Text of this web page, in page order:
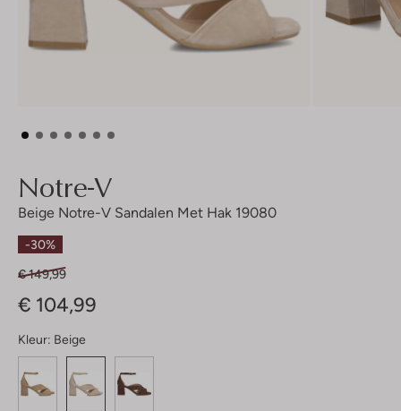
Notre-V
Beige Notre-V Sandalen Met Hak 19080
-30%
€ 149,99
€ 104,99
Kleur: Beige